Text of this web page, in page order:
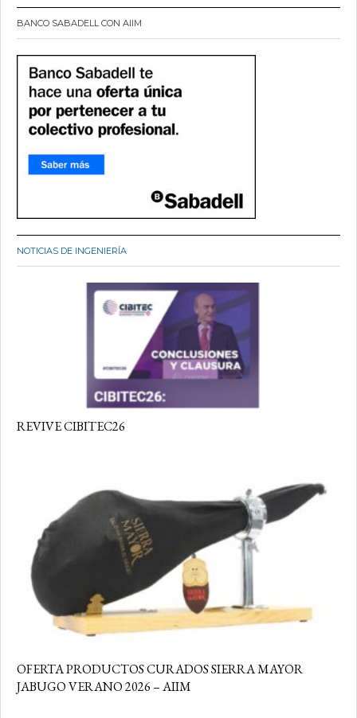
BANCO SABADELL CON AIIM
NOTICIAS DE INGENIERÍA
REVIVE CIBITEC26
OFERTA PRODUCTOS CURADOS SIERRA MAYOR
JABUGO VERANO 2026 – AIIM